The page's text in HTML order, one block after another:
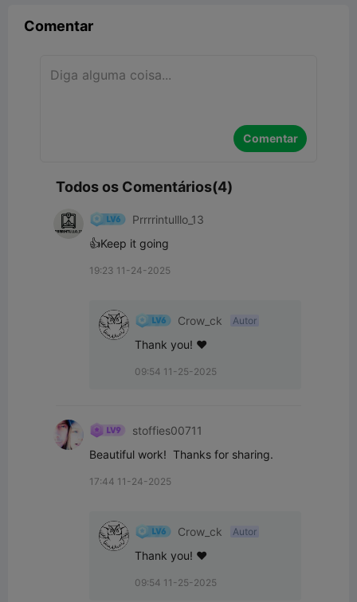
Comentar
Comentar
Todos os Comentários(4)
Prrrrintulllo_13
👍Keep it going
19:23 11-24-2025
Crow_ck Autor
Thank you! ♥
09:54 11-25-2025
stoffies00711
Beautiful work!  Thanks for sharing.
17:44 11-24-2025
Crow_ck Autor
Thank you! ♥
09:54 11-25-2025